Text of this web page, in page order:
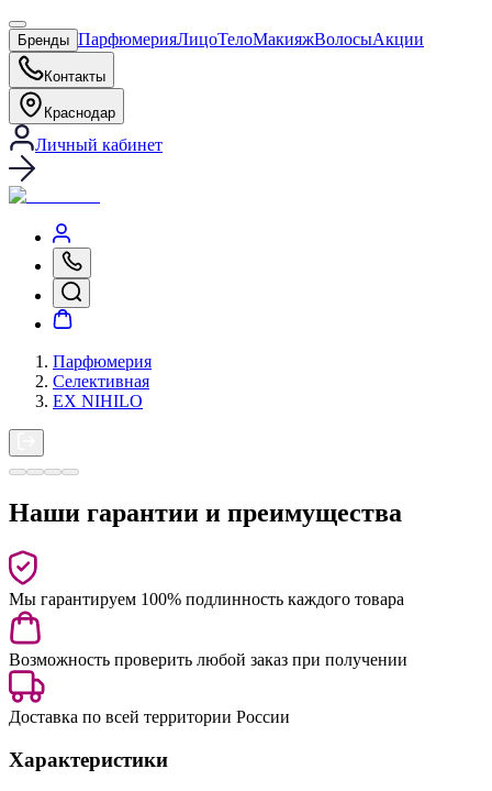
Бренды ПарфюмерияЛицоТелоМакияжВолосыАкции
Контакты
Краснодар
Личный кабинет
Парфюмерия
Селективная
EX NIHILO
Наши гарантии и преимущества
Мы гарантируем 100% подлинность каждого товара
Возможность проверить любой заказ при получении
Доставка по всей территории России
Характеристики